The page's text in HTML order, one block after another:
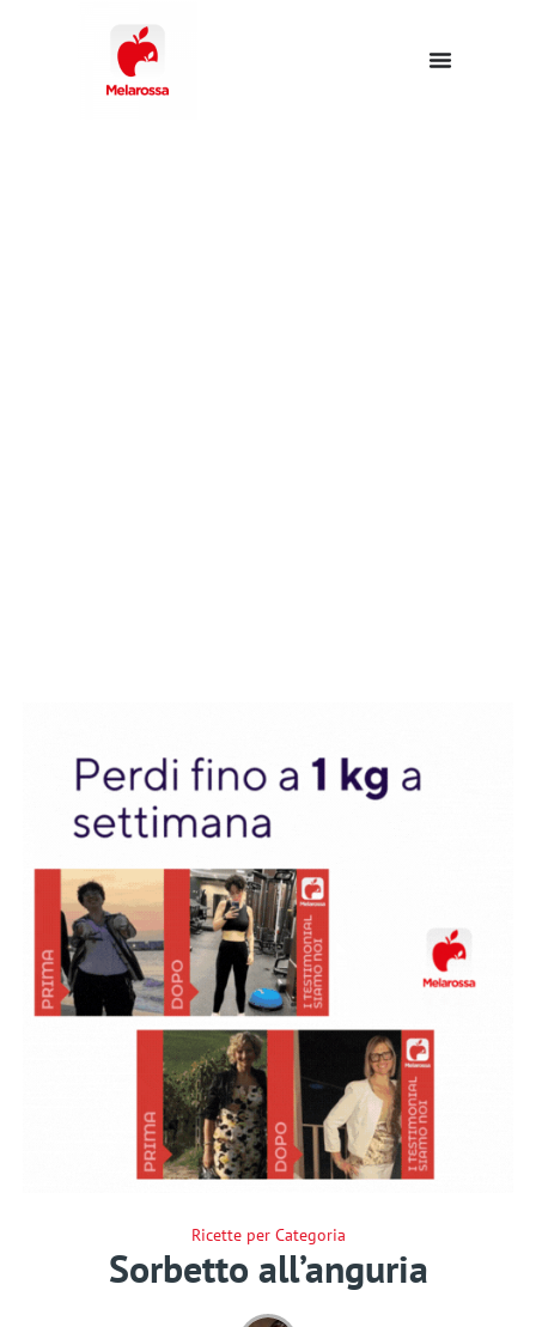
Ricette per Categoria
Sorbetto all’anguria